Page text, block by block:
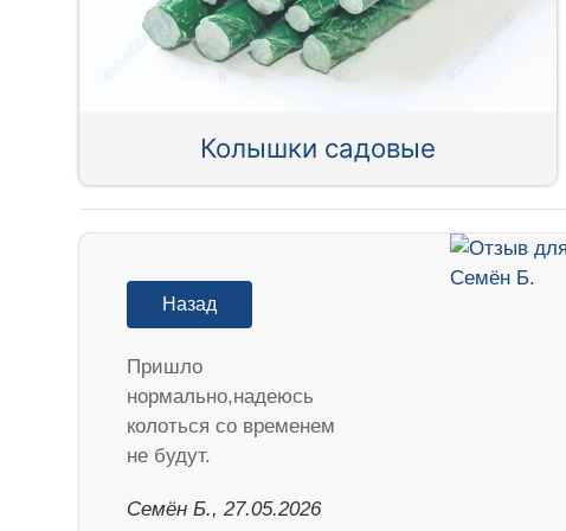
Колышки садовые
Назад
Пришло
нормально,надеюсь
колоться со временем
не будут.
Семён Б., 27.05.2026